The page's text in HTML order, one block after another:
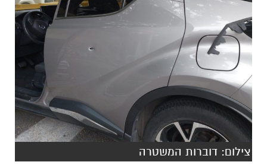
צילום: דוברות המשטרה